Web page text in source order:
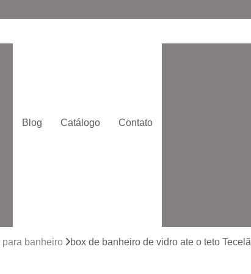
Blog Catálogo Contato
Box de Vidro
para banheiro box de banheiro de vidro ate o teto